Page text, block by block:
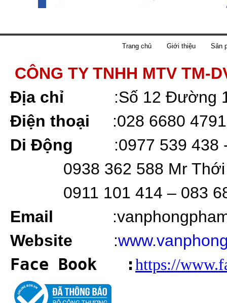
Trang chủ Giới thiệu Sản
CÔNG TY TNHH MTV TM-
Địa chỉ :Số 12 Đường
Điện thoại :028 6680
Di Động :0977 539 438
0938 362 588 Mr Thới
0911 101 414 – 083
Email
Website :
Face Book
:https://